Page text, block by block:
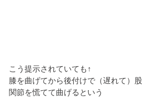
こう提示されていても↑
膝を曲げてから後付けで（遅れて）股
関節を慌てて曲げるという